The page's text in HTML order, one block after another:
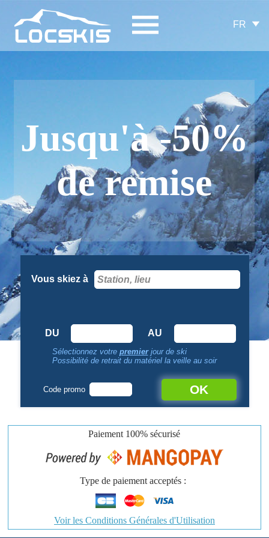
FR
Jusqu'à -50%
de remise
Vous skiez à
DU AU
Code promo OK
Sélectionnez votre premierjour de ski
Possibilité de retrait du matériel la veille au soir
Paiement 100% sécurisé
Type de paiement acceptés :
Voir les Conditions Générales d'Utilisation